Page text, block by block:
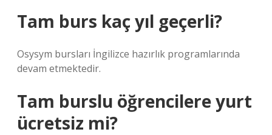
Tam burs kaç yıl geçerli?
Osysym bursları İngilizce hazırlık programlarında
devam etmektedir.
Tam burslu öğrencilere yurt
ücretsiz mi?